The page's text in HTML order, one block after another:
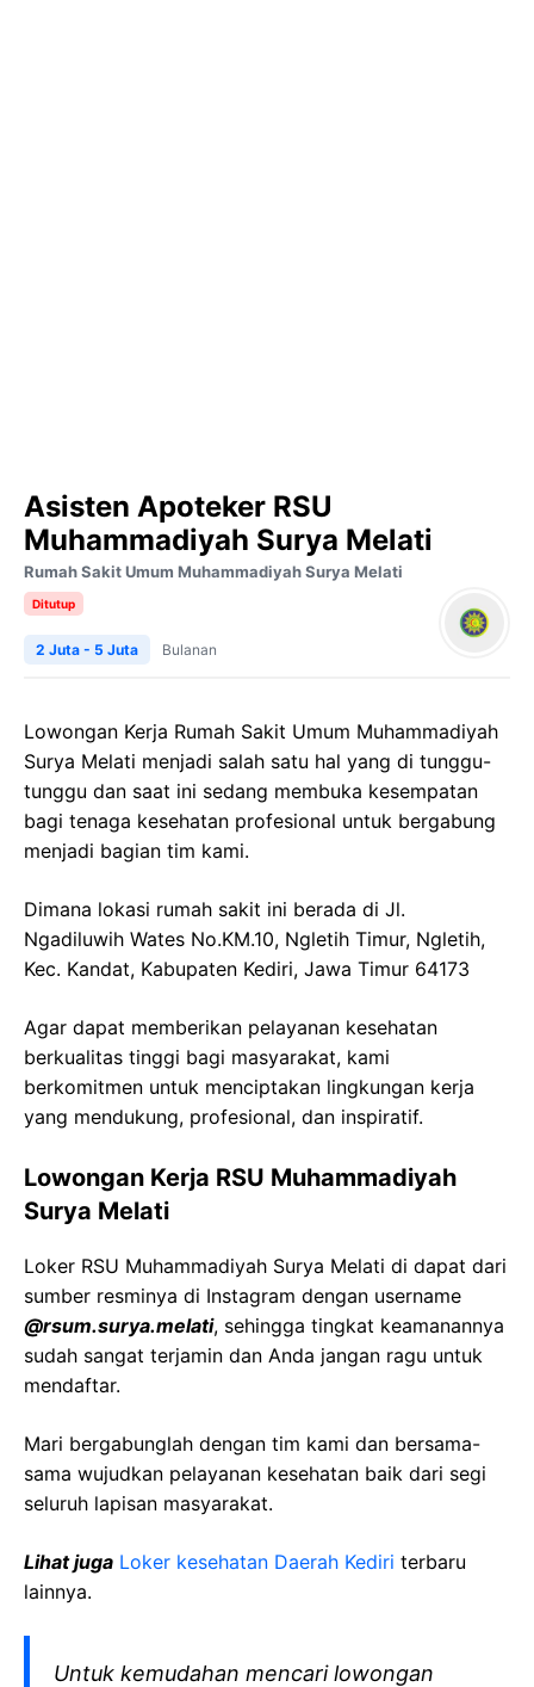
Asisten Apoteker RSU
Muhammadiyah Surya Melati
Rumah Sakit Umum Muhammadiyah Surya Melati
Ditutup
2 Juta - 5 Juta Bulanan
Lowongan Kerja Rumah Sakit Umum Muhammadiyah
Surya Melati menjadi salah satu hal yang di tunggu-
tunggu dan saat ini sedang membuka kesempatan
bagi tenaga kesehatan profesional untuk bergabung
menjadi bagian tim kami.
Dimana lokasi rumah sakit ini berada di Jl.
Ngadiluwih Wates No.KM.10, Ngletih Timur, Ngletih,
Kec. Kandat, Kabupaten Kediri, Jawa Timur 64173
Agar dapat memberikan pelayanan kesehatan
berkualitas tinggi bagi masyarakat, kami
berkomitmen untuk menciptakan lingkungan kerja
yang mendukung, profesional, dan inspiratif.
Lowongan Kerja RSU Muhammadiyah
Surya Melati
Loker RSU Muhammadiyah Surya Melati di dapat dari
sumber resminya di Instagram dengan username
@rsum.surya.melati, sehingga tingkat keamanannya
sudah sangat terjamin dan Anda jangan ragu untuk
mendaftar.
Mari bergabunglah dengan tim kami dan bersama-
sama wujudkan pelayanan kesehatan baik dari segi
seluruh lapisan masyarakat.
Lihat juga Loker kesehatan Daerah Kediri terbaru
lainnya.
Untuk kemudahan mencari lowongan